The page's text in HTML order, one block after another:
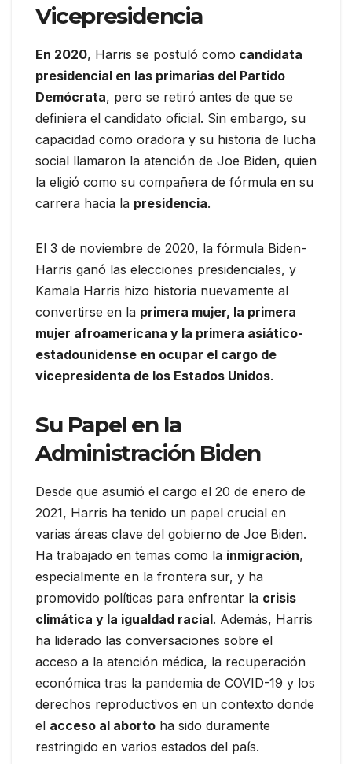
Vicepresidencia
En 2020, Harris se postuló como candidata
presidencial en las primarias del Partido
Demócrata, pero se retiró antes de que se
definiera el candidato oficial. Sin embargo, su
capacidad como oradora y su historia de lucha
social llamaron la atención de Joe Biden, quien
la eligió como su compañera de fórmula en su
carrera hacia la presidencia.
El 3 de noviembre de 2020, la fórmula Biden-
Harris ganó las elecciones presidenciales, y
Kamala Harris hizo historia nuevamente al
convertirse en la primera mujer, la primera
mujer afroamericana y la primera asiático-
estadounidense en ocupar el cargo de
vicepresidenta de los Estados Unidos.
Su Papel en la
Administración Biden
Desde que asumió el cargo el 20 de enero de
2021, Harris ha tenido un papel crucial en
varias áreas clave del gobierno de Joe Biden.
Ha trabajado en temas como la inmigración,
especialmente en la frontera sur, y ha
promovido políticas para enfrentar la crisis
climática y la igualdad racial. Además, Harris
ha liderado las conversaciones sobre el
acceso a la atención médica, la recuperación
económica tras la pandemia de COVID-19 y los
derechos reproductivos en un contexto donde
el acceso al aborto ha sido duramente
restringido en varios estados del país.